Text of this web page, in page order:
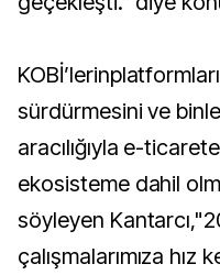
sürdürmesini ve
aracılığıyla e-
ekosisteme dahil
söyleyen
çalışmalarımıza